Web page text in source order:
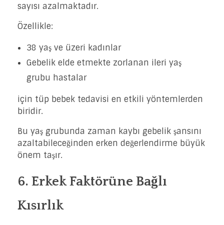
sayısı azalmaktadır.
Özellikle:
38 yaş ve üzeri kadınlar
Gebelik elde etmekte zorlanan ileri yaş
grubu hastalar
için tüp bebek tedavisi en etkili yöntemlerden
biridir.
Bu yaş grubunda zaman kaybı gebelik şansını
azaltabileceğinden erken değerlendirme büyük
önem taşır.
6. Erkek Faktörüne Bağlı
Kısırlık